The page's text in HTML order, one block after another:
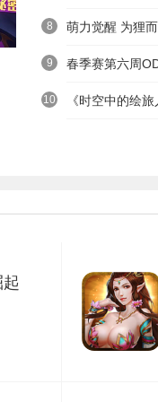
8
9 春季赛第六周
10